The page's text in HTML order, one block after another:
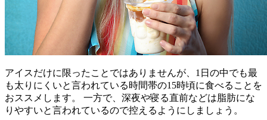
アイスだけに限ったことではありませんが、1日の中でも最
も太りにくいと言われている時間帯の15時頃に食べることを
おススメします。 一方で、深夜や寝る直前などは脂肪にな
りやすいと言われているので控えるようにしましょう。